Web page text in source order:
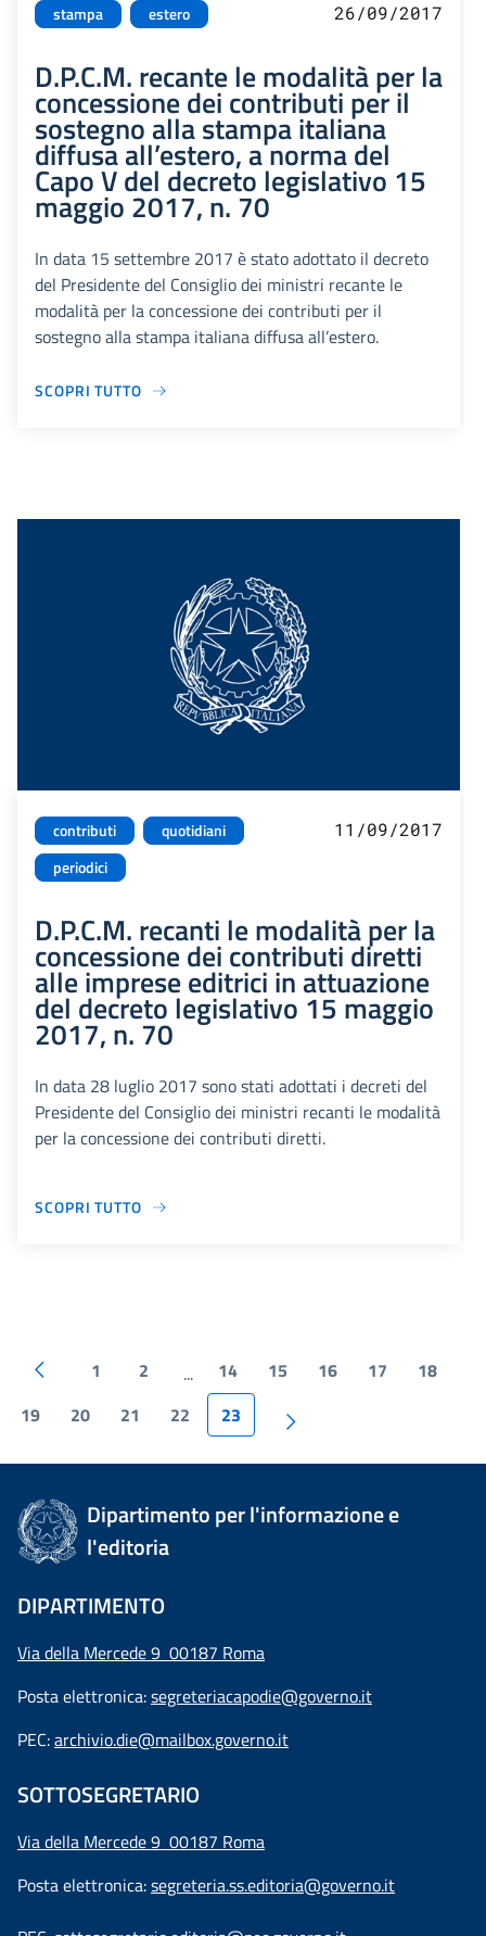
stampa estero 26/09/2017
D.P.C.M. recante le modalità per la
concessione dei contributi per il
sostegno alla stampa italiana
diffusa all’estero, a norma del
Capo V del decreto legislativo 15
maggio 2017, n. 70
In data 15 settembre 2017 è stato adottato il decreto
del Presidente del Consiglio dei ministri recante le
modalità per la concessione dei contributi per il
sostegno alla stampa italiana diffusa all’estero.
SCOPRI TUTTO
contributi
quotidiani
periodici
11/09/2017
D.P.C.M. recanti le modalità per la
concessione dei contributi diretti
alle imprese editrici in attuazione
del decreto legislativo 15 maggio
2017, n. 70
In data 28 luglio 2017 sono stati adottati i decreti del
Presidente del Consiglio dei ministri recanti le modalità
per la concessione dei contributi diretti.
SCOPRI TUTTO
1 2 ... 14 15 16 17
18
19
20 21 22 23
Dipartimento per l'informazione e
l'editoria
DIPARTIMENTO
Via della Mercede 9 00187 Roma
Posta elettronica:segreteriacapodie@governo.it
PEC:archivio.die@mailbox.governo.it
SOTTOSEGRETARIO
Via della Mercede 9 00187 Roma
Posta elettronica:segreteria.ss.editoria@governo.it